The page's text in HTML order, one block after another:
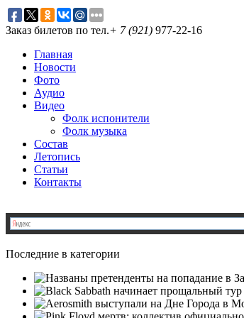
Заказ билетов по тел.+ 7 (921) 977-22-16
Главная
Новости
Фото
Аудио
Видео
Фолк испонители
Фолк музыка
Состав
Летопись
Статьи
Контакты
Последние в категории